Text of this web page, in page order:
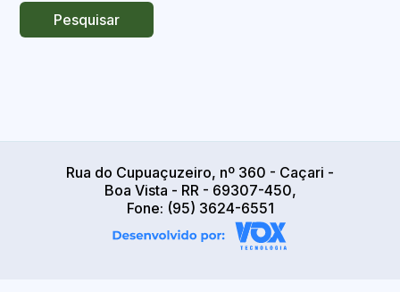
Pesquisar
Rua do Cupuaçuzeiro, nº 360 - Caçari -
Boa Vista - RR - 69307-450,
Fone: (95) 3624-6551